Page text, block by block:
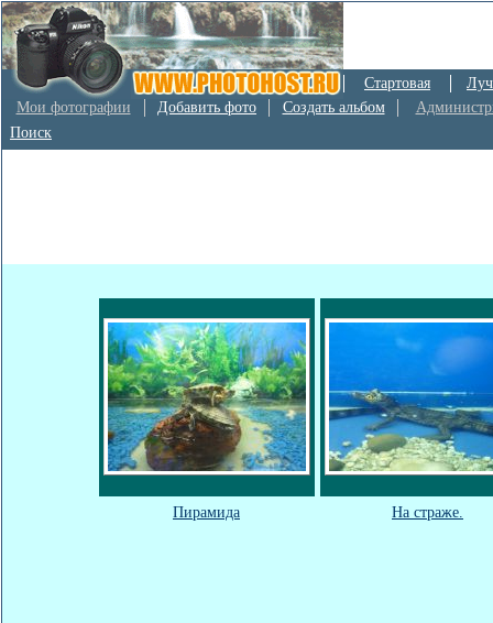
Стартовая
Мои фотографии
Добавить фото Создать альбом
Поиск
Пирамида На страже.